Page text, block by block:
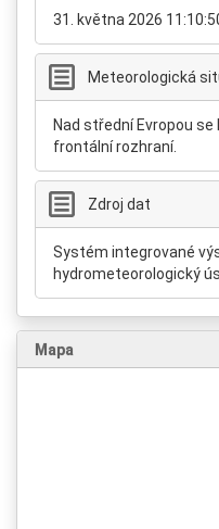
31. května 2026
Meteorologická
Nad střední Evropou
frontální rozhraní.
Zdroj dat
Systém integrované
hydrometeorologický
Mapa